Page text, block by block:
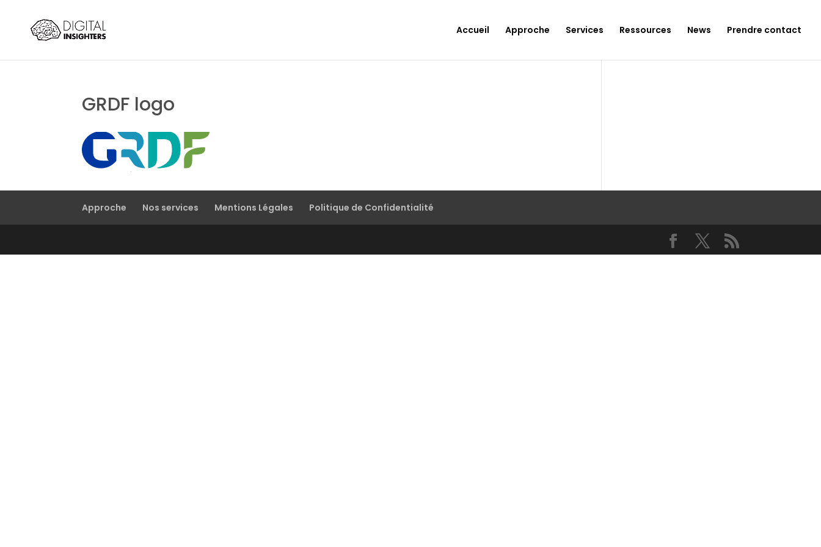
Accueil Approche Services Ressources News Prendre contact
GRDF logo
Approche Nos services Mentions Légales Politique de Confidentialité